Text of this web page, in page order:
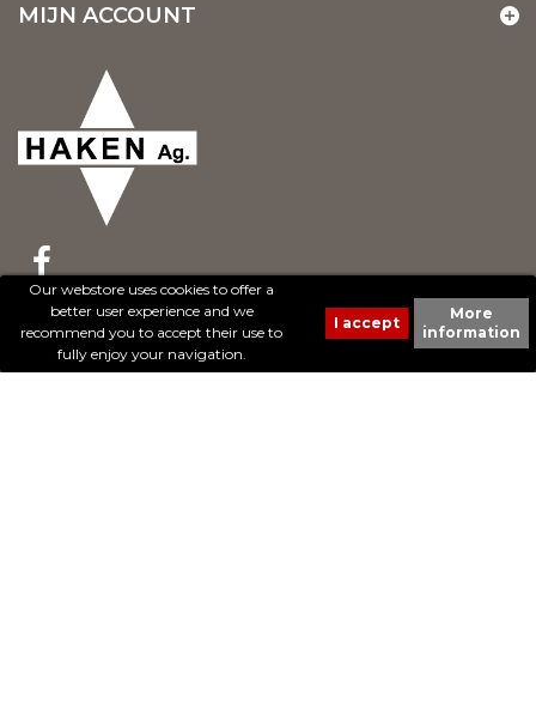
Our webstore uses cookies to offer a
better user experience and we
recommend you to accept their use to
fully enjoy your navigation.
More
information
MIJN ACCOUNT
© 2017 - Cheval Liberté. Tous droits réservés.
Création de sites Internet | ProduWeb